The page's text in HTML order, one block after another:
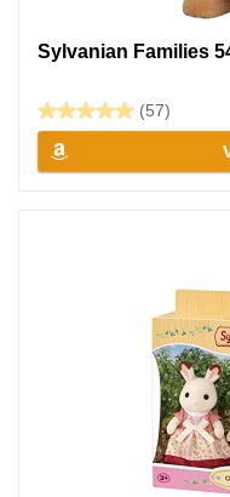
Sylvanian Families
(57)